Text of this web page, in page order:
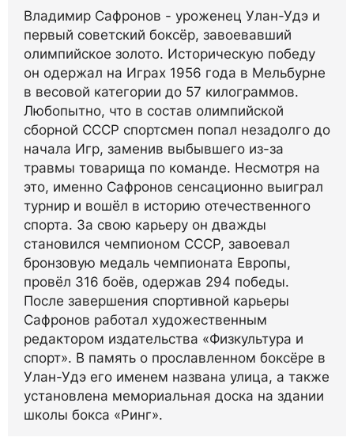
Владимир Сафронов - уроженец Улан-Удэ и
первый советский боксёр, завоевавший
олимпийское золото. Историческую победу
он одержал на Играх 1956 года в Мельбурне
в весовой категории до 57 килограммов.
Любопытно, что в состав олимпийской
сборной СССР спортсмен попал незадолго до
начала Игр, заменив выбывшего из-за
травмы товарища по команде. Несмотря на
это, именно Сафронов сенсационно выиграл
турнир и вошёл в историю отечественного
спорта. За свою карьеру он дважды
становился чемпионом СССР, завоевал
бронзовую медаль чемпионата Европы,
провёл 316 боёв, одержав 294 победы.
После завершения спортивной карьеры
Сафронов работал художественным
редактором издательства «Физкультура и
спорт». В память о прославленном боксёре в
Улан-Удэ его именем названа улица, а также
установлена мемориальная доска на здании
школы бокса «Ринг».